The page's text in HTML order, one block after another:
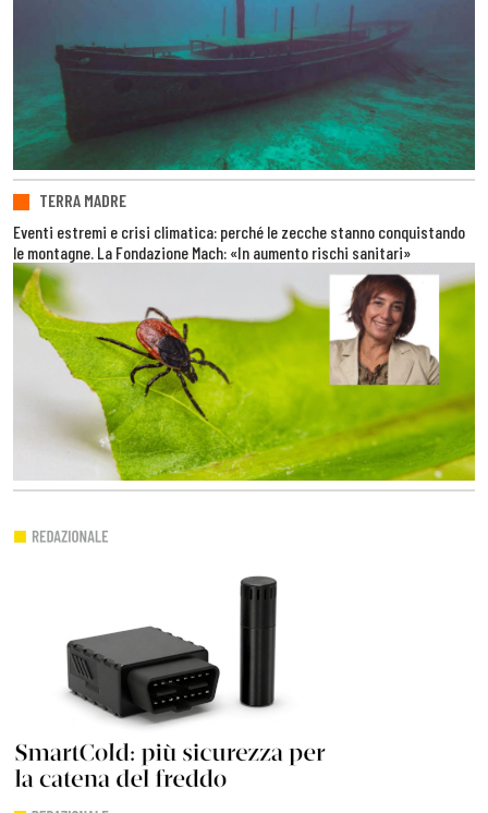
TERRA MADRE
Eventi estremi e crisi climatica: perché le zecche stanno conquistando
le montagne. La Fondazione Mach: «In aumento rischi sanitari»